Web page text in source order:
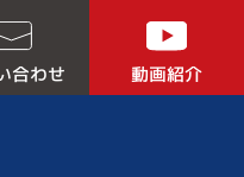
合わせ 動画紹介